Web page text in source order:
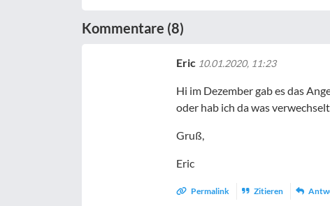
Kommentare (8)
Eric 10.01.2020, 11:23
Hi im Dezember gab es das
oder hab ich da was
Gruß,
Eric
Permalink Zitieren